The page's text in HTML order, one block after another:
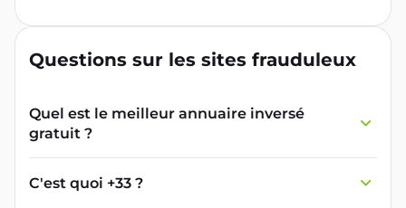
Questions sur les sites frauduleux
Quel est le meilleur annuaire inversé
gratuit ?
France Verif inclut une fonctionnalité de
recherche de numéro inversée qui est efficace
et gratuite pour identifier les appelants
C'est quoi +33 ?
L'indicatif +33 est le code téléphonique